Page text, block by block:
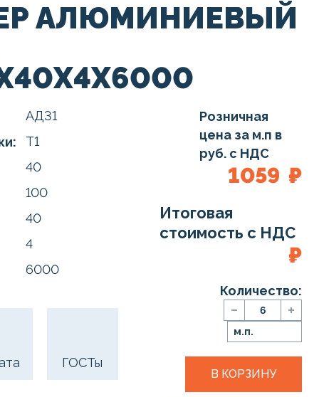
АЛЮМИНИЕВЫЙ
АД31
Т1
40
100
40
4
6000
ГОСТы
Розничная
цена за м.п в
руб. с НДС
1059 ₽
Итоговая
стоимость с НДС
₽
Количество:
м.п.
В КОРЗИНУ